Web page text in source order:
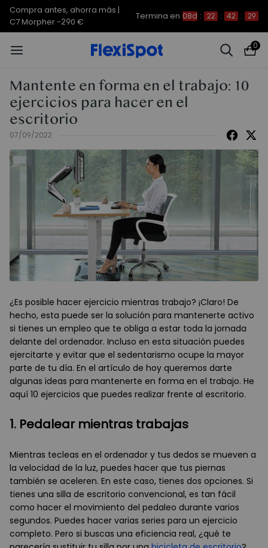
Compra antes, ahorra más |
C7 Morpher -290 €
Termina en 08d : 22 : 42 : 29
0
Mantente en forma en el trabajo: 10
ejercicios para hacer en el
escritorio
07/09/2022
¿Es posible hacer ejercicio mientras trabajo? ¡Claro! De
hecho, esta puede ser la solución para mantenerte activo
si tienes un empleo que te obliga a estar toda la jornada
delante del ordenador. Incluso en esta situación puedes
ejercitarte y evitar que el sedentarismo ocupe la mayor
parte de tu día. En el artículo de hoy queremos darte
algunas ideas para mantenerte en forma en el trabajo. He
aquí 10 ejercicios que puedes realizar frente al escritorio.
1. Pedalear mientras trabajas
Mientras tecleas en el ordenador y tus dedos se mueven a
la velocidad de la luz, puedes hacer que tus piernas
también se aceleren. En este caso, tienes dos opciones. Si
tienes una silla de escritorio convencional, es tan fácil
como hacer el movimiento del pedaleo durante varios
segundos. Puedes hacer varias series para un ejercicio
completo. Pero si buscas una eficiencia real, ¿qué te